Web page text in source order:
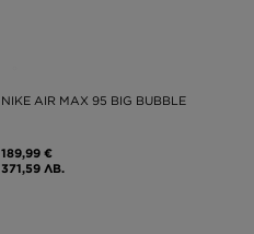
NIKE AIR MAX 95 BIG BUBBLE
189,99 €
371,59 ЛВ.